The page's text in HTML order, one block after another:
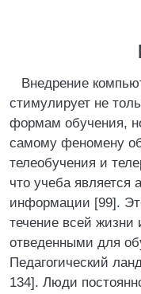
Внедрение
стимулирует не
формам обучения,
самому феномену
телеобучения и
что учеба является
информации [99].
течение всей жизни
отведенными для
Педагогический
134]. Люди